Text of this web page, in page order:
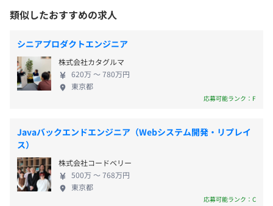
の頑張りを尊重し、彼らに還元するという考え方を軸に、
くっています。
全社75名のうち、70名がコンサルもしくは開発業務に従
案件や開発フェーズにより変動しますが、多くは5〜6名
程度、大きいものだと20名程度で進めることが多いです。
受動喫煙防止措置に関する事項
【東京本社】
平均残業時間：平均15時間／月
年間休日120日以上
・完全週休2日制（土・日）
・特別（慶弔）休暇
・リフレッシュ（夏季）休暇
・有給休暇
◎有給取得率90％
ズ・ソリューションを提供しており、10年以上の導
入開発実績があります。また、mcframe Awardでは2
年連続受賞の実績もあります。 ②オープン系システ
ム開発、BIデータ分析 Web技術を用いたオープン系
システム開発やBIツールを活用し、お客様のシステ
ムに蓄積された業務データの分析や可視化も支援し
ています。 基本的に5～10名程度のチームを組んで各
要件定義〜開発までワンストップで対応が可能です。
経験の浅い方、あるいは上流工程やマネジメントな
ど新たな工程や職種に挑戦する場合は、必ず指導役
となる先輩メンバーからサポートを受けられる案件
をアサインいたします。 さらにプライム案件が90%
以上！大手キャリア通信様や大手製造メーカー様な
類似したおすすめの求人
シニアプロダクトエンジニア
株式会社カタグルマ
620万 〜 780万円
東京都
応募可能ランク：F
Javaバックエンドエンジニア（Webシステム開発・リプレイ
ス）
株式会社コードベリー
500万 〜 768万円
東京都
応募可能ランク：C